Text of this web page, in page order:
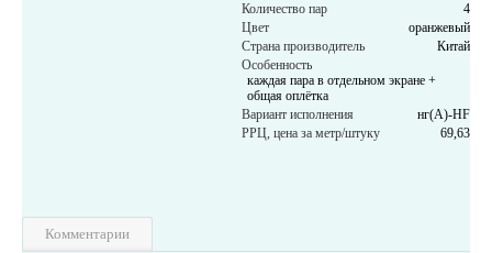
Количество пар
4
Цвет
оранжевый
Страна производитель
Китай
Особенность
каждая пара в отдельном экране +
общая оплётка
Вариант исполнения
нг(А)-HF
РРЦ, цена за метр/штуку
69,63
Комментарии